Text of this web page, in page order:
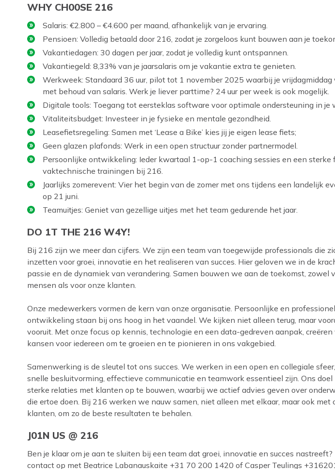
WHY CH00SE 216
Salaris: €2.800 – €4.600 per maand, afhankelijk van je ervaring.
Pensioen: Volledig betaald door 216, zodat je zorgeloos kunt bouwen aan je
Vakantiedagen: 30 dagen per jaar, zodat je volledig kunt ontspannen.
Vakantiegeld: 8,33% van je jaarsalaris om je vakantie extra te genieten.
Werkweek: Standaard 36 uur, pilot tot 1 november 2025 waarbij je
met behoud van salaris. Werk je liever parttime? 24 uur per week is ook mogelijk.
Digitale tools: Toegang tot eersteklas software voor optimale ondersteuning in je
Vitaliteitsbudget: Investeer in je fysieke en mentale gezondheid.
Leasefietsregeling: Samen met ‘Lease a Bike’ kies jij je eigen lease fiets;
Geen glazen plafonds: Werk in een open structuur zonder partnermodel.
Persoonlijke ontwikkeling: Ieder kwartaal 1-op-1 coaching sessies en een sterke
vaktechnische trainingen bij 216.
Jaarlijks zomerevent: Vier het begin van de zomer met ons tijdens een landelijk
op 21 juni.
Teamuitjes: Geniet van gezellige uitjes met het team gedurende het jaar.
DO 1T THE 216 W4Y!
Bij 216 zijn we meer dan cijfers. We zijn een team van toegewijde professionals die
inzetten voor groei, innovatie en het realiseren van succes. Hier geloven we in de
passie en de dynamiek van verandering. Samen bouwen we aan de toekomst, zowel
mensen als voor onze klanten.
Onze medewerkers vormen de kern van onze organisatie. Persoonlijke en
ontwikkeling staan bij ons hoog in het vaandel. We kijken niet alleen terug, maar
vooruit. Met onze focus op kennis, technologie en een data-gedreven aanpak, creëren
kansen voor iedereen om te groeien en te pionieren in ons vakgebied.
Samenwerking is de sleutel tot ons succes. We werken in een open en collegiale
snelle besluitvorming, effectieve communicatie en teamwork essentieel zijn. Ons doel
sterke relaties met klanten op te bouwen, waarbij we actief advies geven over
die ertoe doen. Bij 216 werken we nauw samen, niet alleen met elkaar, maar ook met
klanten, om zo de beste resultaten te behalen.
J01N US @ 216
Ben je klaar om je aan te sluiten bij een team dat groei, innovatie en succes nastreeft?
contact op met Beatrice Labanauskaite +31 70 200 1420 of Casper Teulings